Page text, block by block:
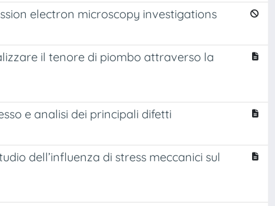
electron microscopy investigations
il tenore di piombo attraverso la
e analisi dei principali difetti
dell’influenza di stress meccanici sul